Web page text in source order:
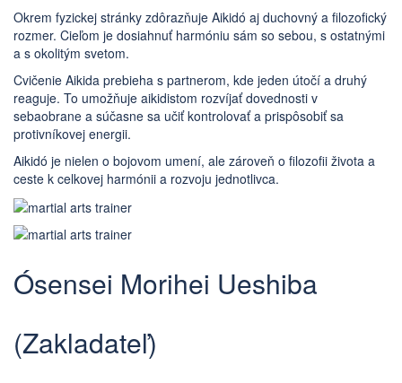
Okrem fyzickej stránky zdôrazňuje Aikidó aj duchovný a filozofický
rozmer. Cieľom je dosiahnuť harmóniu sám so sebou, s ostatnými
a s okolitým svetom.
Cvičenie Aikida prebieha s partnerom, kde jeden útočí a druhý
reaguje. To umožňuje aikidistom rozvíjať dovednosti v
sebaobrane a súčasne sa učiť kontrolovať a prispôsobiť sa
protivníkovej energii.
Aikidó je nielen o bojovom umení, ale zároveň o filozofii života a
ceste k celkovej harmónii a rozvoju jednotlivca.
Ósensei Morihei Ueshiba
(Zakladateľ)